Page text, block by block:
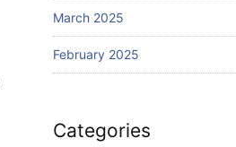
March 2025
February 2025
Categories